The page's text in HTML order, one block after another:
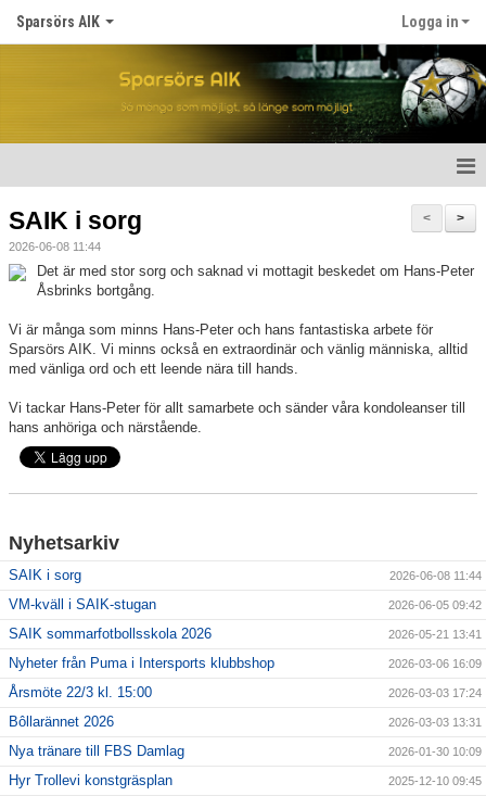
Sparsörs AIK Logga in
Nyheter
Om SAIK
Våra lag
För ledare
SAIK-shopen
Elljusspår
Bildgalleri
Stödmedlem
>
<
SAIK i sorg
2026-06-08 11:44
Det är med stor sorg och saknad vi mottagit beskedet om Hans-Peter
Åsbrinks bortgång.
Vi är många som minns Hans-Peter och hans fantastiska arbete för
Sparsörs AIK. Vi minns också en extraordinär och vänlig människa, alltid
med vänliga ord och ett leende nära till hands.
Vi tackar Hans-Peter för allt samarbete och sänder våra kondoleanser till
hans anhöriga och närstående.
Nyhetsarkiv
SAIK i sorg 2026-06-08 11:44
VM-kväll i SAIK-stugan 2026-06-05 09:42
SAIK sommarfotbollsskola 2026 2026-05-21 13:41
Nyheter från Puma i Intersports klubbshop 2026-03-06 16:09
Årsmöte 22/3 kl. 15:00 2026-03-03 17:24
Bôllarännet 2026 2026-03-03 13:31
Nya tränare till FBS Damlag 2026-01-30 10:09
Hyr Trollevi konstgräsplan 2025-12-10 09:45